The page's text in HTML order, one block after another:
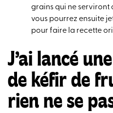
grains qui ne serviront
vous pourrez ensuite
pour faire la recette
J’ai lancé
de kéfir de
rien ne se